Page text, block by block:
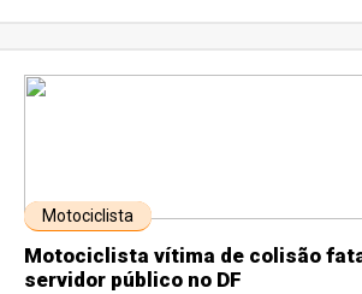
Motociclista
Motociclista vítima de colisão
servidor público no DF